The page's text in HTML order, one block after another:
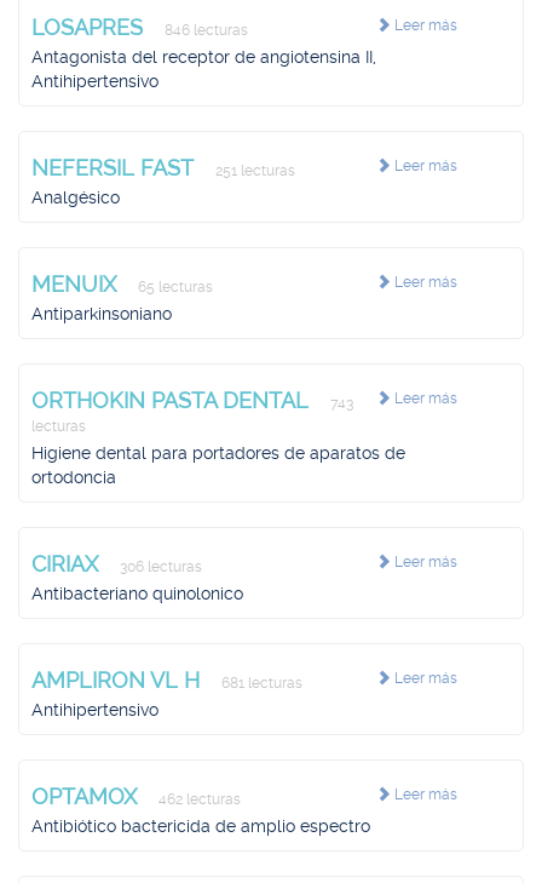
Leer más
LOSAPRES 846 lecturas
Antagonista del receptor de angiotensina II,
Antihipertensivo
Leer más
NEFERSIL FAST 251 lecturas
Analgésico
Leer más
MENUIX 65 lecturas
Antiparkinsoniano
Leer más
ORTHOKIN PASTA DENTAL
743
lecturas
Higiene dental para portadores de aparatos de
ortodoncia
Leer más
CIRIAX 306 lecturas
Antibacteriano quinolonico
Leer más
AMPLIRON VL H 681 lecturas
Antihipertensivo
Leer más
OPTAMOX 462 lecturas
Antibiótico bactericida de amplio espectro